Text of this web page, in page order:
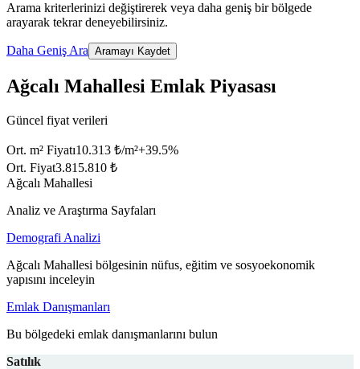
Arama kriterlerinizi değiştirerek veya daha geniş bir bölgede
arayarak tekrar deneyebilirsiniz.
Daha Geniş Ara Aramayı Kaydet
Ağcalı Mahallesi Emlak Piyasası
Güncel fiyat verileri
Ort. m² Fiyatı10.313 ₺/m²+39.5%
Ort. Fiyat3.815.810 ₺
Ağcalı Mahallesi
Analiz ve Araştırma Sayfaları
Demografi Analizi
Ağcalı Mahallesi bölgesinin nüfus, eğitim ve sosyoekonomik
yapısını inceleyin
Emlak Danışmanları
Bu bölgedeki emlak danışmanlarını bulun
Satılık